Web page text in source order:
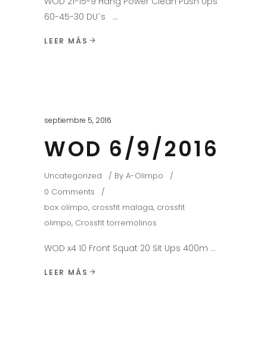
60-45-30 DU´s
LEER MÁS
septiembre 5, 2016
WOD 6/9/2016
Uncategorized By A-Olimpo
0 Comments
box olimpo, crossfit malaga, crossfit
olimpo, Crossfit torremolinos
WOD x4 10 Front Squat 20 Sit Ups 400m
LEER MÁS